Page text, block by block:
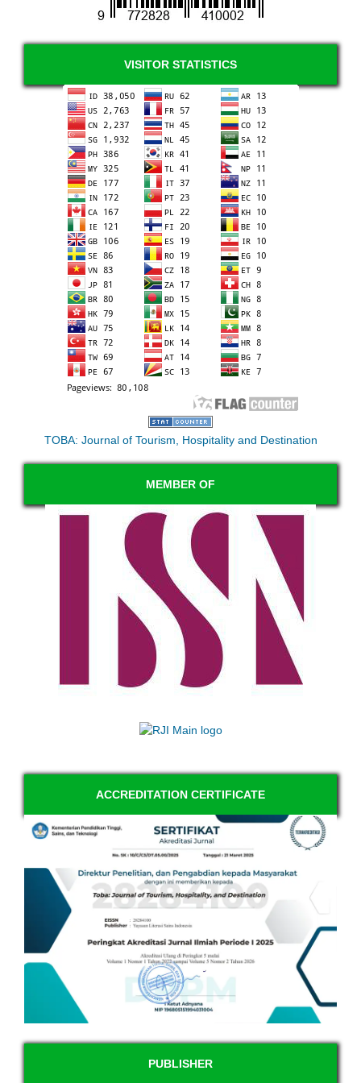
VISITOR STATISTICS
TOBA: Journal of Tourism, Hospitality and Destination
MEMBER OF
ACCREDITATION CERTIFICATE
PUBLISHER